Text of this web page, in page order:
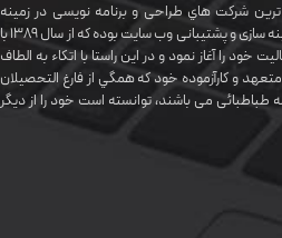
شرکت هاي طراحی و برنامه نویسی در زمینه
محصولات اینترنتی، خدمات طراحی، بهینه سازی و پشتیبانی وب سایت بوده که از سال 1389 با
را آغاز نمود و در این راستا با اتکاء به الطاف
و کارآزموده خود که همگي از فارغ التحصیلان
می باشند، توانسته است خود را از دیگر